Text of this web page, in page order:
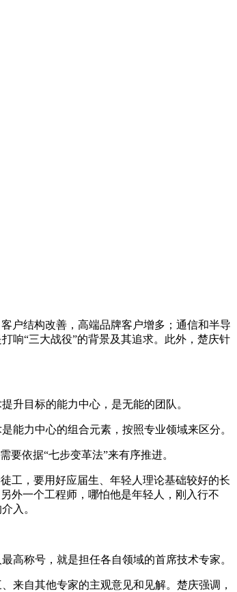
户结构改善，高端品牌客户增多；通信和半导
响“三大战役”的背景及其追求。此外，楚庆针
升目标的能力中心，是无能的团队。
能力中心的组合元素，按照专业领域来区分。
要依据“七步变革法”来有序推进。
工，要用好应届生、年轻人理论基础较好的长
外一个工程师，哪怕他是年轻人，刚入行不
入。
高称号，就是担任各自领域的首席技术专家。
来自其他专家的主观意见和见解。楚庆强调，